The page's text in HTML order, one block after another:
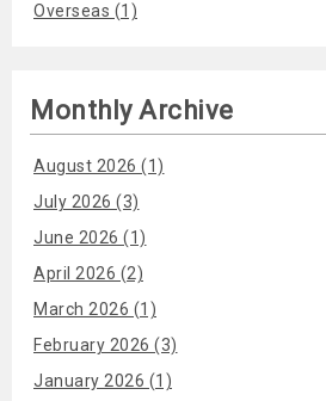
Overseas (1)
Monthly Archive
August 2026 (1)
July 2026 (3)
June 2026 (1)
April 2026 (2)
March 2026 (1)
February 2026 (3)
January 2026 (1)